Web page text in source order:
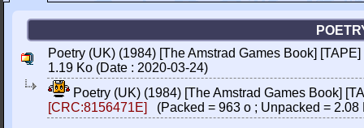
Poetry (UK) (1984) [The Amstrad Games Book]
1.19 Ko (Date : 2020-03-24)
Poetry (UK) (1984) [The Amstrad Games Book]
[CRC:8156471E]
(Packed = 963 o ; Unpacked = 2.08